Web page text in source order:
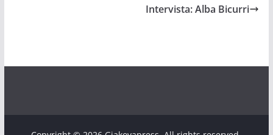
Intervista: Alba Bicurri